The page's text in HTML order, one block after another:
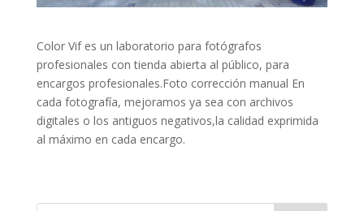
Color Vif es un laboratorio para fotógrafos
profesionales con tienda abierta al público, para
encargos profesionales.Foto corrección manual En
cada fotografía, mejoramos ya sea con archivos
digitales o los antiguos negativos,la calidad exprimida
al máximo en cada encargo.